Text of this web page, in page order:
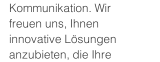
Kommunikation. Wir
freuen uns, Ihnen
innovative Lösungen
anzubieten, die Ihre